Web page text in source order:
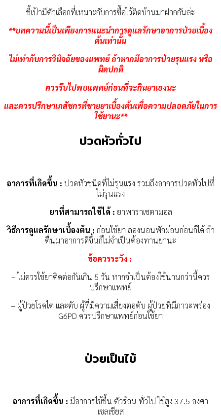
ชี้เป้ามีตัวเลือกที่เหมาะกับการซื้อไว้ติดบ้านมาฝากกันล่ะ
**บทความนี้เป็นเพียงการแนะนำการดูแลรักษาอาการป่วยเบื้อง
ต้นเท่านั้น
ไม่เท่ากับการวินิจฉัยของแพทย์ ถ้าหากมีอาการป่วยรุนแรง หรือ
ผิดปกติ
ควรรีบไปพบแพทย์ก่อนที่จะกินยาเองนะ
และควรปรึกษาเภสัชกรที่ขายยาเบื้องต้นเพื่อความปลอดภัยในการ
ใช้ยานะ**
ปวดหัวทั่วไป
อาการที่เกิดขึ้น : ปวดหัวชนิดที่ไม่รุนแรง รวมถึงอาการปวดทั่วไปที่
ไม่รุนแรง
ยาที่สามารถใช้ได้ : ยาพาราเซตามอล
วิธีการดูแลรักษาเบื้องต้น : ก่อนใช้ยา ลองนอนพักผ่อนก่อนก็ได้ ถ้า
ตื่นมาอาการดีขึ้นก็ไม่จำเป็นต้องทานยานะ
ข้อควรระวัง :
– ไม่ควรใช้ยาติดต่อกันเกิน 5 วัน หากจำเป็นต้องใช้นานกว่านี้ควร
ปรึกษาแพทย์
– ผู้ป่วยโรคไต และตับ ผู้ที่มีความเสี่ยงต่อตับ ผู้ป่วยที่มีภาวะพร่อง
G6PD ควรปรึกษาแพทย์ก่อนใช้ยา
ป่วยเป็นไข้
อาการที่เกิดขึ้น : มีอาการไข้ขึ้น ตัวร้อน ทั่วไป ไข้สูง 37.5 องศา
เซลเซียส